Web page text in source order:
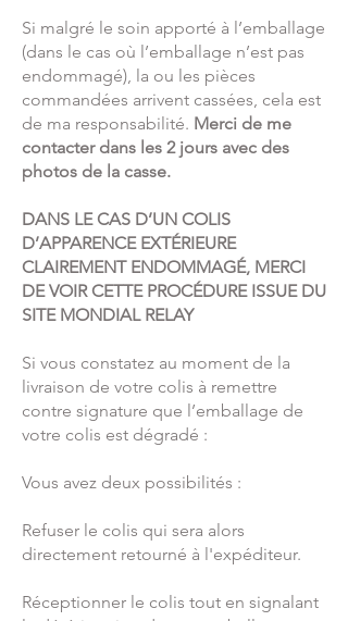
Si malgré le soin apporté à l’emballage
(dans le cas où l’emballage n’est pas
endommagé), la ou les pièces
commandées arrivent cassées, cela est
de ma responsabilité. Merci de me
contacter dans les 2 jours avec des
photos de la casse.
DANS LE CAS D’UN COLIS
D’APPARENCE EXTÉRIEURE
CLAIREMENT ENDOMMAGÉ, MERCI
DE VOIR CETTE PROCÉDURE ISSUE DU
SITE MONDIAL RELAY
Si vous constatez au moment de la
livraison de votre colis à remettre
contre signature que l’emballage de
votre colis est dégradé :
Vous avez deux possibilités :
Refuser le colis qui sera alors
directement retourné à l'expéditeur.
Réceptionner le colis tout en signalant